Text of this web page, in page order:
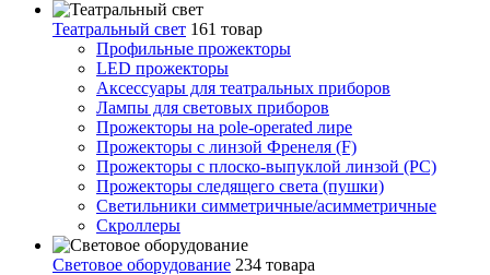
Театральный свет 161 товар
Профильные прожекторы
LED прожекторы
Аксессуары для театральных приборов
Лампы для световых приборов
Прожекторы на pole-operated лире
Прожекторы с линзой Френеля (F)
Прожекторы с плоско-выпуклой линзой (PC)
Прожекторы следящего света (пушки)
Светильники симметричные/асимметричные
Скроллеры
Световое оборудование 234 товара